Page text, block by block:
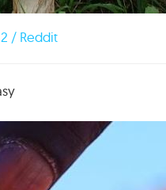
/ Reddit